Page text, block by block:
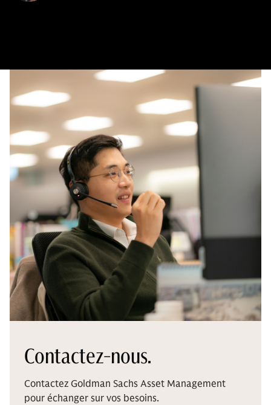
Contactez-nous.
Contactez Goldman Sachs Asset Management
pour échanger sur vos besoins.